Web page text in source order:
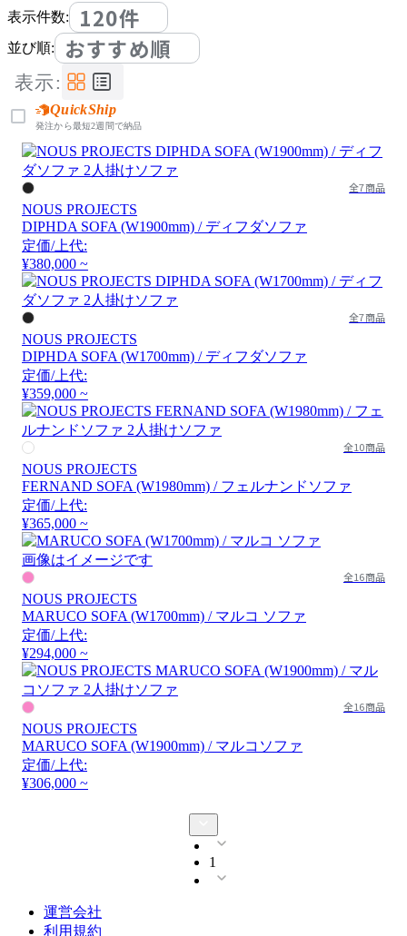
表示件数:
120件
並び順: おすすめ順
表示:
QuickShip
発注から最短2週間で納品
全7商品
NOUS PROJECTS
DIPHDA SOFA (W1900mm) / ディフダソファ
定価/上代:
¥380,000 ~
全7商品
NOUS PROJECTS
DIPHDA SOFA (W1700mm) / ディフダソファ
定価/上代:
¥359,000 ~
全10商品
NOUS PROJECTS
FERNAND SOFA (W1980mm) / フェルナンドソファ
定価/上代:
¥365,000 ~
画像はイメージです
全16商品
NOUS PROJECTS
MARUCO SOFA (W1700mm) / マルコ ソファ
定価/上代:
¥294,000 ~
全16商品
NOUS PROJECTS
MARUCO SOFA (W1900mm) / マルコソファ
定価/上代:
¥306,000 ~
1
運営会社
利用規約